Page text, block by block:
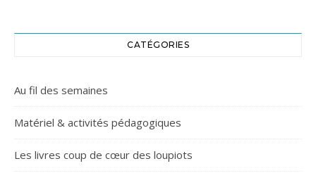
CATÉGORIES
Au fil des semaines
Matériel & activités pédagogiques
Les livres coup de cœur des loupiots